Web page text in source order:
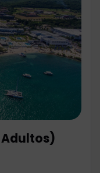
Adultos)